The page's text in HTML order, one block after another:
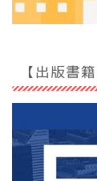
【出版書